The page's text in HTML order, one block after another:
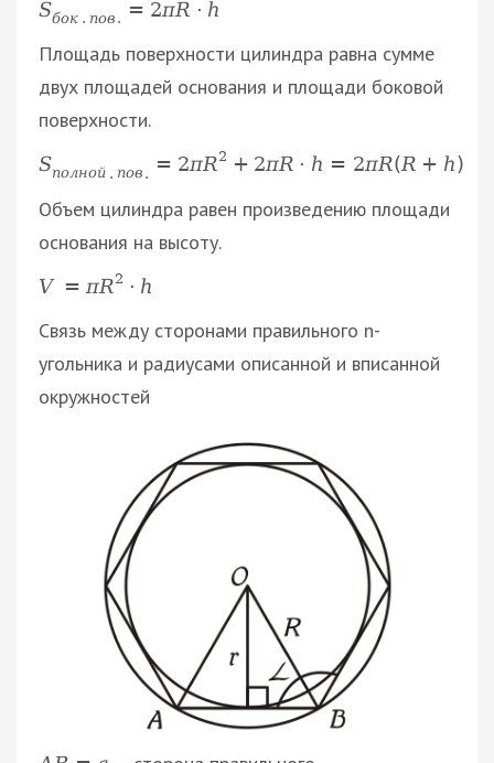
Sбок . пов . = 2πR · h
Площадь поверхности цилиндра равна сумме
двух площадей основания и площади боковой
поверхности.
Sполной . пов . = 2πR2 + 2πR · h = 2πR(R + h)
Объем цилиндра равен произведению площади
основания на высоту.
V = πR2 · h
Связь между сторонами правильного n-
угольника и радиусами описанной и вписанной
окружностей